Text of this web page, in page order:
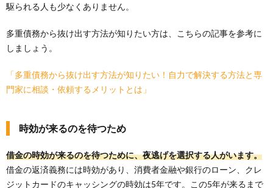
駆られる人も少なくありません。
多重債務から抜け出す方法が知りたい方は、こちらの記事を参考に
しましょう。
「多重債務から抜け出す方法が知りたい！自力で解決する方法と専
門家に相談・依頼するメリットとは」
時効が来るのを待つため
借金の時効が来るのを待つために、夜逃げを選択する人がいます。
借金の返済義務には時効があり、消費者金融や銀行のローン、クレ
ジットカードのキャッシングの時効は5年です。この5年が来るまで